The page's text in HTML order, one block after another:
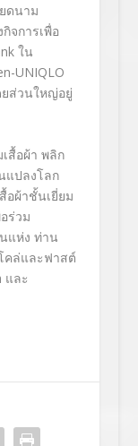
ดนาม
จการเพื่อ
ใน
UNIQLO
ยส่วนใหญ่อยู่
สื้อผ้า พลิก
แปลงโลก
อผ้าชั้นเยี่ยม
ร่วม
แห่ง ท่าน
คล่และฟาสต์
และ